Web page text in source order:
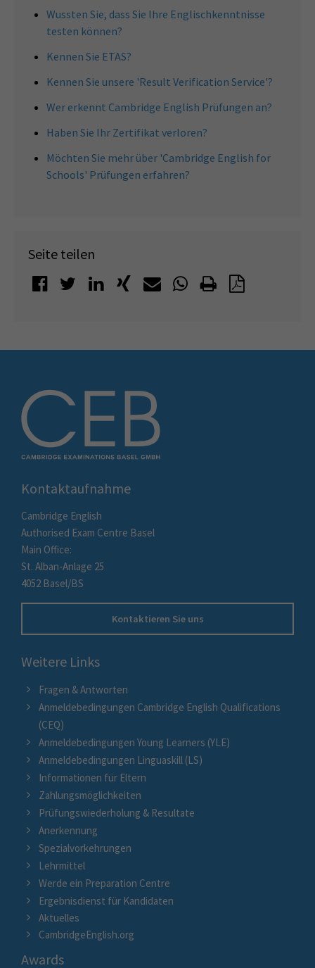
Wussten Sie, dass Sie Ihre Englischkenntnisse
testen können?
Kennen Sie ETAS?
Kennen Sie unsere 'Result Verification Service'?
Wer erkennt Cambridge English Prüfungen an?
Haben Sie Ihr Zertifikat verloren?
Möchten Sie mehr über 'Cambridge English for
Schools' Prüfungen erfahren?
Seite teilen
Kontaktaufnahme
Cambridge English
Authorised Exam Centre Basel
Main Office:
St. Alban-Anlage 25
4052 Basel/BS
Kontaktieren Sie uns
Weitere Links
Fragen & Antworten
Anmeldebedingungen Cambridge English Qualifications
(CEQ)
Anmeldebedingungen Young Learners (YLE)
Anmeldebedingungen Linguaskill (LS)
Informationen für Eltern
Zahlungsmöglichkeiten
Prüfungswiederholung & Resultate
Anerkennung
Spezialvorkehrungen
Lehrmittel
Werde ein Preparation Centre
Ergebnisdienst für Kandidaten
Aktuelles
CambridgeEnglish.org
Awards